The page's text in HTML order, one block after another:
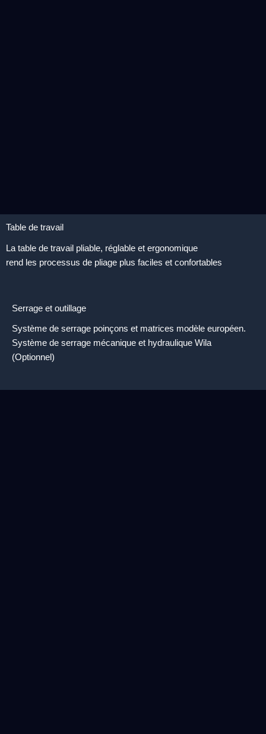
Table de travail
La table de travail pliable, réglable et ergonomique
rend les processus de pliage plus faciles et confortables
Serrage et outillage
Système de serrage poinçons et matrices modèle européen.
Système de serrage mécanique et hydraulique Wila
(Optionnel)